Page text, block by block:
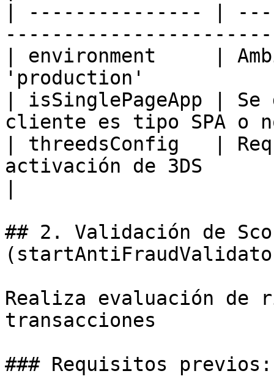
| --------------- |
| environment     |
'production'
| isSinglePageApp |
cliente es tipo SPA o
| threedsConfig   |
activación de 3DS
## 2. Validación de
Realiza evaluación de
transacciones
### Requisitos previos: